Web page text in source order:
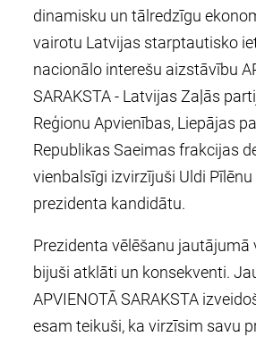
dinamisku un tālredzīgu
vairotu Latvijas starptautisko
nacionālo interešu aizstāvību
SARAKSTA - Latvijas Zaļās
Reģionu Apvienības, Liepājas
Republikas Saeimas frakcijas
vienbalsīgi izvirzījuši Uldi
prezidenta kandidātu.
Prezidenta vēlēšanu jautājumā
bijuši atklāti un konsekventi.
APVIENOTĀ SARAKSTA
esam teikuši, ka virzīsim savu